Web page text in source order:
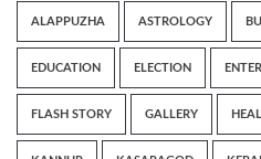
ALAPPUZHA ASTROLOGY
EDUCATION ELECTION
FLASH STORY GALLERY